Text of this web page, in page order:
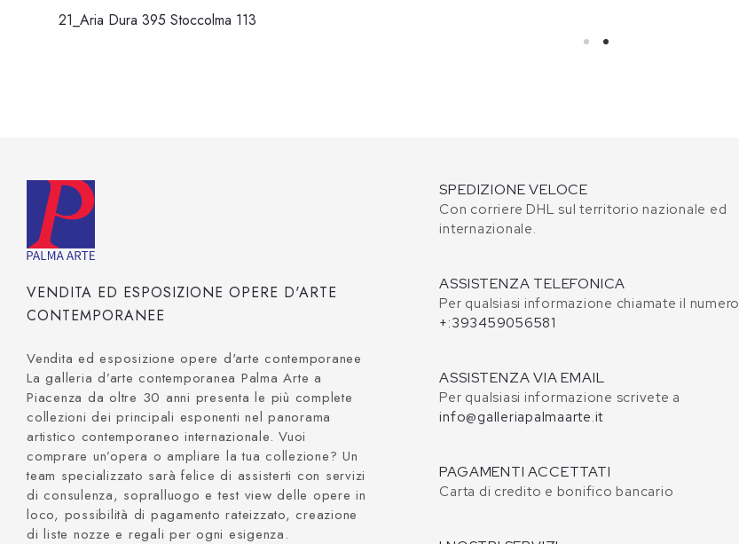
21_Aria Dura 395 Stoccolma 113
VENDITA ED ESPOSIZIONE OPERE D'ARTE
CONTEMPORANEE
Vendita ed esposizione opere d'arte contemporanee
La galleria d’arte contemporanea Palma Arte a
Piacenza da oltre 30 anni presenta le più complete
collezioni dei principali esponenti nel panorama
artistico contemporaneo internazionale. Vuoi
comprare un’opera o ampliare la tua collezione? Un
team specializzato sarà felice di assisterti con servizi
di consulenza, sopralluogo e test view delle opere in
loco, possibilità di pagamento rateizzato, creazione
di liste nozze e regali per ogni esigenza.
SPEDIZIONE VELOCE
Con corriere DHL sul territorio nazionale ed
internazionale.
ASSISTENZA TELEFONICA
Per qualsiasi informazione chiamate il numero
+:393459056581
ASSISTENZA VIA EMAIL
Per qualsiasi informazione scrivete a
info@galleriapalmaarte.it
PAGAMENTI ACCETTATI
Carta di credito e bonifico bancario